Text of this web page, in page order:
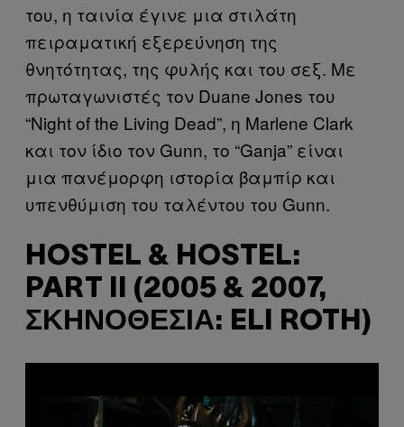
του, η ταινία έγινε μια στιλάτη
πειραματική εξερεύνηση της
θνητότητας, της φυλής και του σεξ. Με
πρωταγωνιστές τον Duane Jones του
“Night of the Living Dead”, η Marlene Clark
και τον ίδιο τον Gunn, το “Ganja” είναι
μια πανέμορφη ιστορία βαμπίρ και
υπενθύμιση του ταλέντου του Gunn.
HOSTEL & HOSTEL:
PART II (2005 & 2007,
ΣΚΗΝΟΘΕΣΊΑ: ELI ROTH)